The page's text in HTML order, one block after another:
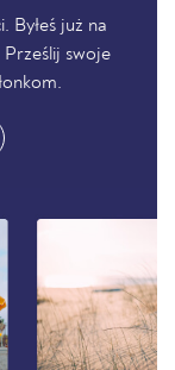
Byłeś już na
swoje